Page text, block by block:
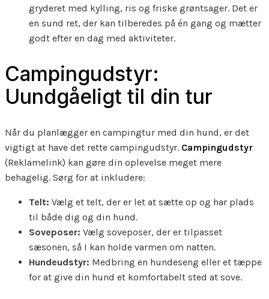
gryderet med kylling, ris og friske grøntsager. Det er
en sund ret, der kan tilberedes på én gang og mætter
godt efter en dag med aktiviteter.
Campingudstyr:
Uundgåeligt til din tur
Når du planlægger en campingtur med din hund, er det
vigtigt at have det rette campingudstyr. Campingudstyr
(Reklamelink) kan gøre din oplevelse meget mere
behagelig. Sørg for at inkludere:
Telt: Vælg et telt, der er let at sætte op og har plads
til både dig og din hund.
Soveposer: Vælg soveposer, der er tilpasset
sæsonen, så I kan holde varmen om natten.
Hundeudstyr: Medbring en hundeseng eller et tæppe
for at give din hund et komfortabelt sted at sove.